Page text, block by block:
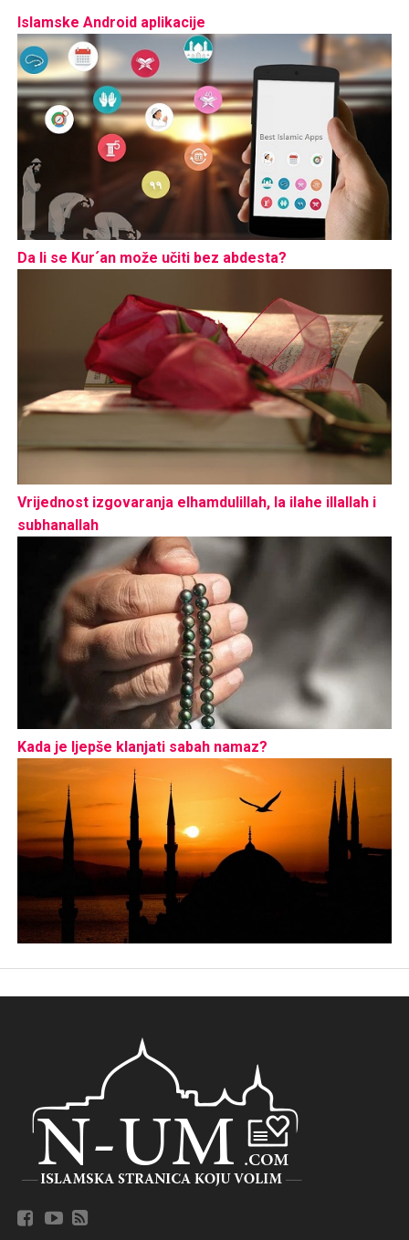
Islamske Android aplikacije
Da li se Kur´an može učiti bez abdesta?
Vrijednost izgovaranja elhamdulillah, la ilahe illallah i
subhanallah
Kada je ljepše klanjati sabah namaz?